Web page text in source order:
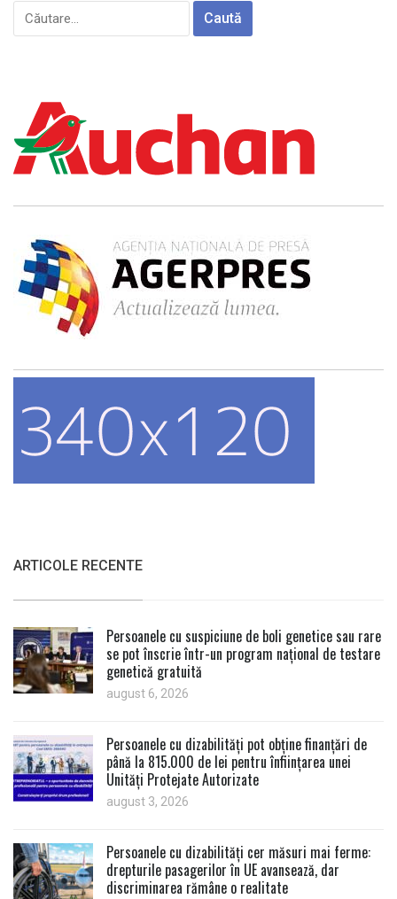
Caută
după:
ARTICOLE RECENTE
Persoanele cu suspiciune de boli genetice sau rare
se pot înscrie într-un program național de testare
genetică gratuită
august 6, 2026
Persoanele cu dizabilități pot obține finanțări de
până la 815.000 de lei pentru înființarea unei
Unități Protejate Autorizate
august 3, 2026
Persoanele cu dizabilități cer măsuri mai ferme:
drepturile pasagerilor în UE avansează, dar
discriminarea rămâne o realitate